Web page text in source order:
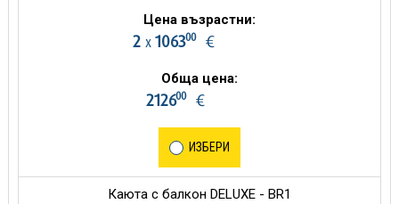
Цена възрастни:
2 х 106300€
Обща цена:
212600€
ИЗБЕРИ
Каюта с балкон DELUXE - BR1